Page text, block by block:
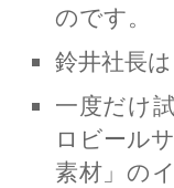
のです。
鈴井社長
一度だけ
ロビール
素材」の